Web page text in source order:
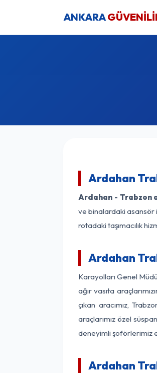
ANKARA
Ardahan
Ardahan - Trabzon
ve binalardaki asansör
rotadaki taşımacılık
Ardahan
Karayolları Genel
ağır vasıta
çıkan aracımız,
araçlarımız özel
deneyimli şoförlerimiz
Ardahan